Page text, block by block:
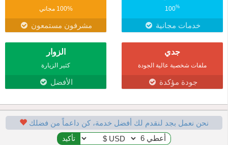
100%
خدمات مجانية
100% مجاني
مشرفون مستمعون
جدي
ملفات شخصية عالية الجودة
جودة مؤكدة
الزوار
كثير الزيارة
الأفضل
نحن نعمل بجد لنقدم لك أفضل خدمة، كن داعماً من فضلك